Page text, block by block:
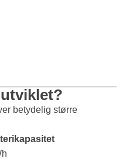
betydelig større